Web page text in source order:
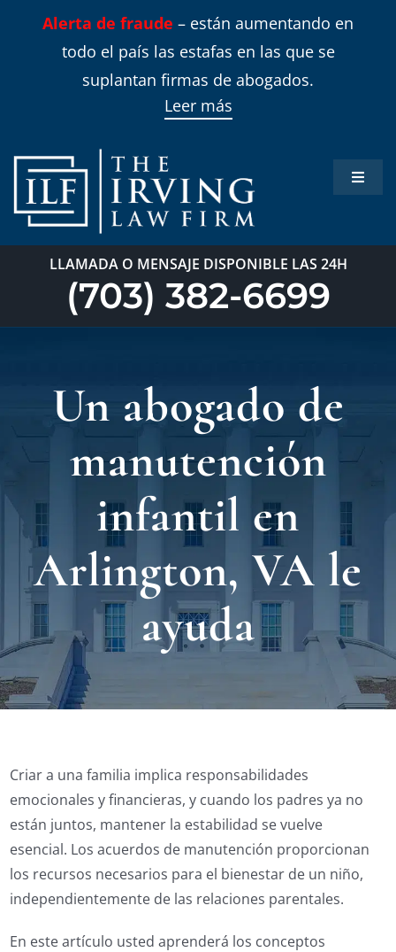
Alerta de fraude – están aumentando en
todo el país las estafas en las que se
suplantan firmas de abogados.
Leer más
Toggle
Blog
LLAMADA O MENSAJE DISPONIBLE LAS 24H
(703) 382-6699
Un abogado de
manutención
infantil en
Arlington, VA le
ayuda
Criar a una familia implica responsabilidades
emocionales y financieras, y cuando los padres ya no
están juntos, mantener la estabilidad se vuelve
esencial. Los acuerdos de manutención proporcionan
los recursos necesarios para el bienestar de un niño,
independientemente de las relaciones parentales.
En este artículo usted aprenderá los conceptos